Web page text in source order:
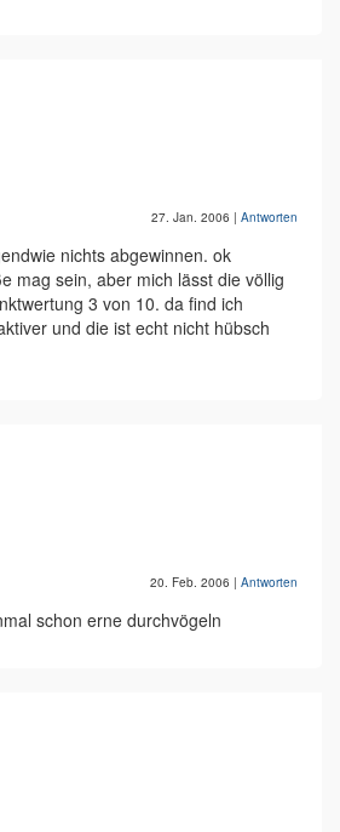
27. Jan. 2006 | Antworten
nichts abgewinnen. ok
mag sein, aber mich lässt die völlig
3 von 10. da find ich
und die ist echt nicht hübsch
20. Feb. 2006 | Antworten
schon erne durchvögeln